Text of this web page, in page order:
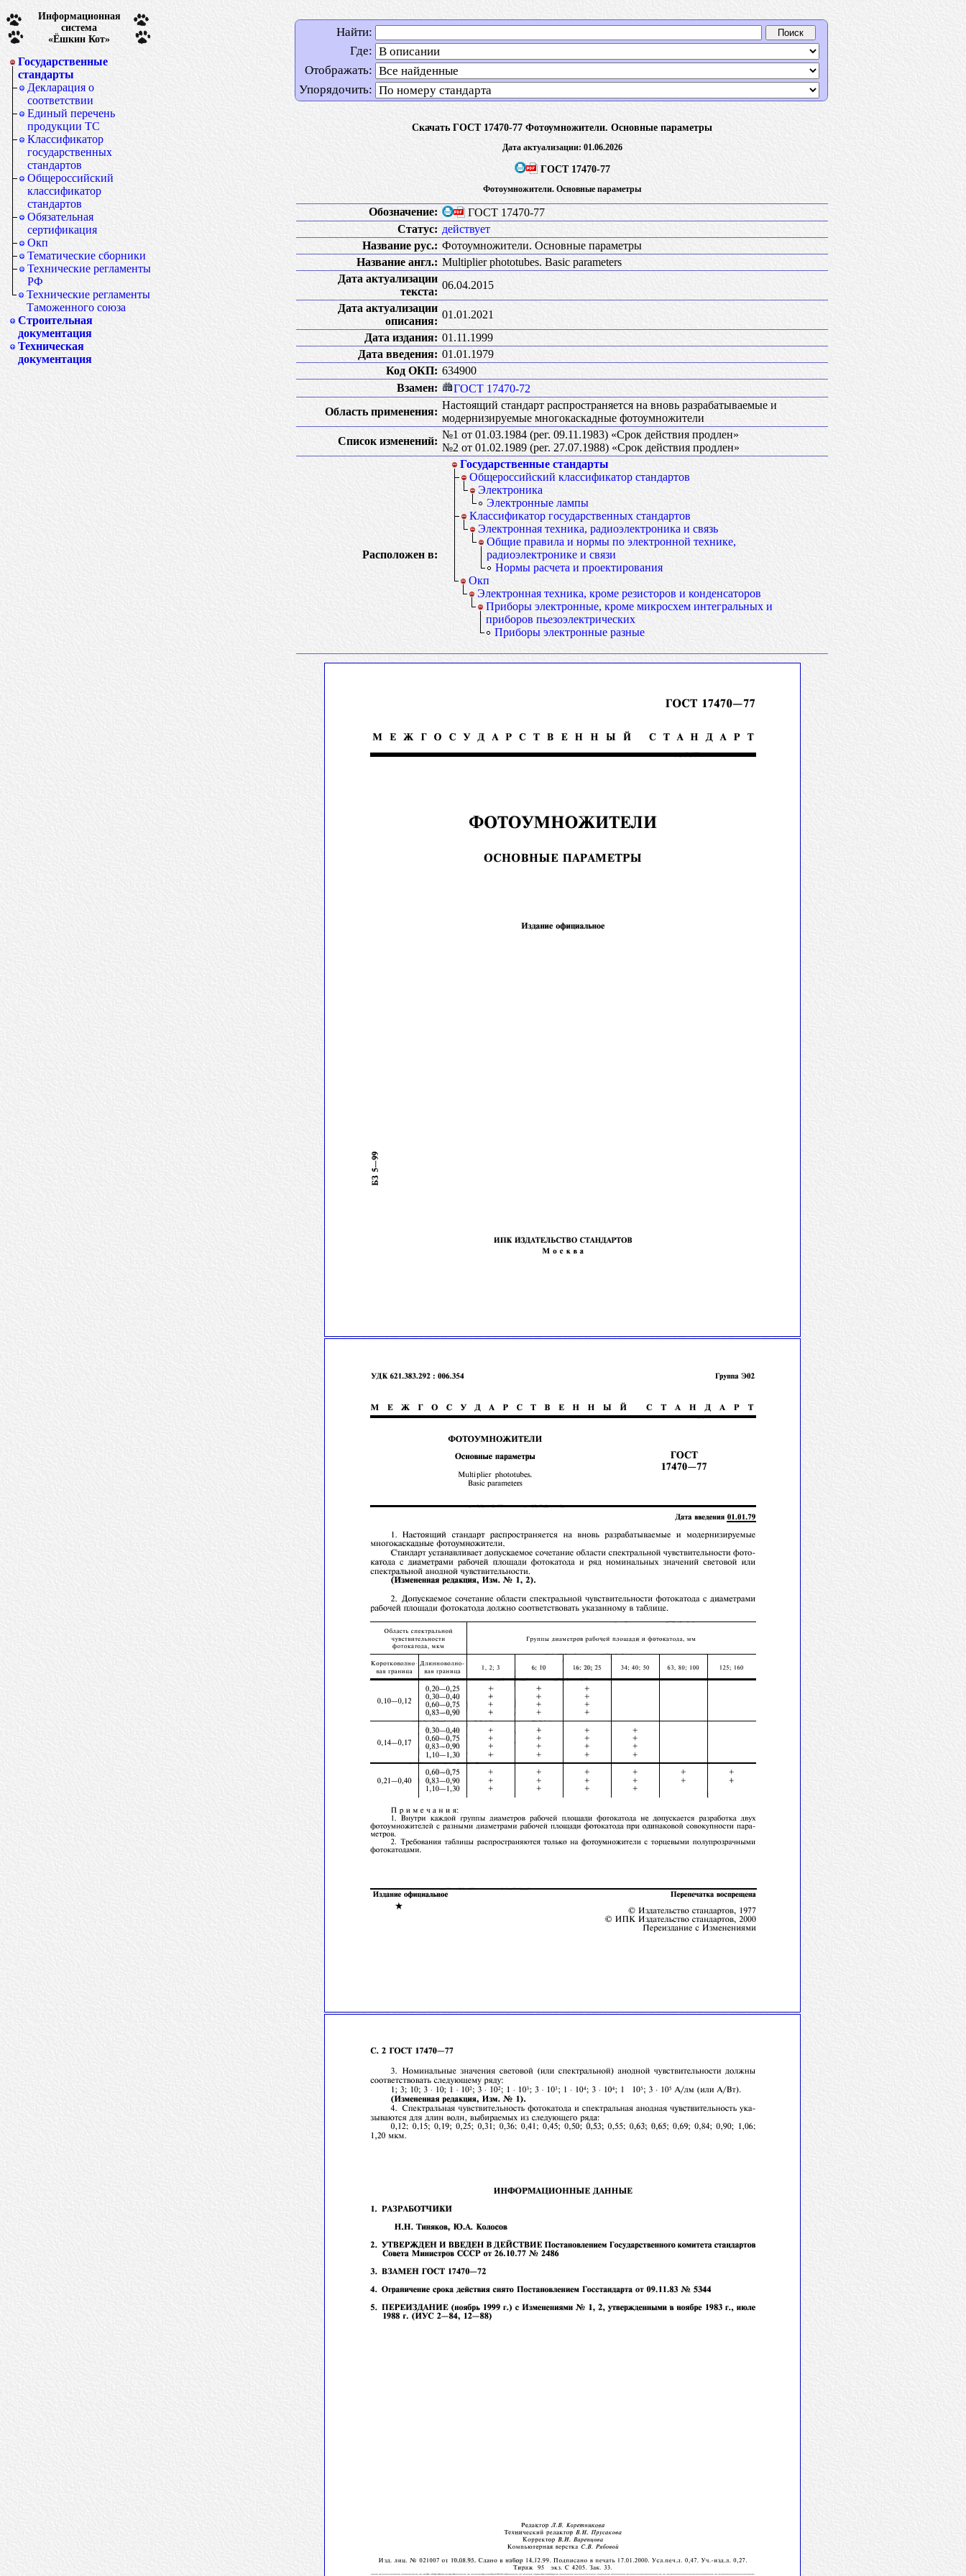
Информационная
система
«Ёшкин Кот»
Государственные
стандарты
Декларация о
соответствии
Единый перечень
продукции ТС
Классификатор
государственных
стандартов
Общероссийский
классификатор
стандартов
Обязательная
сертификация
Окп
Тематические сборники
Технические регламенты
РФ
Технические регламенты
Таможенного союза
Строительная
документация
Техническая
документация
Найти:
Где:
Отображать:
Упорядочить:
Скачать ГОСТ 17470-77 Фотоумножители. Основные параметры
Дата актуализации: 01.06.2026
ГОСТ 17470-77
Фотоумножители. Основные параметры
Обозначение:
ГОСТ 17470-77
Статус: действует
Название рус.: Фотоумножители. Основные параметры
Название англ.: Multiplier phototubes. Basic parameters
Дата актуализации
текста:
06.04.2015
Дата актуализации
описания:
01.01.2021
Дата издания: 01.11.1999
Дата введения: 01.01.1979
Код ОКП: 634900
Взамен:
ГОСТ 17470-72
Область применения:
Настоящий стандарт распространяется на вновь разрабатываемые и
модернизируемые многокаскадные фотоумножители
Список изменений:
№1 от 01.03.1984 (рег. 09.11.1983) «Срок действия продлен»
№2 от 01.02.1989 (рег. 27.07.1988) «Срок действия продлен»
Расположен в:
Государственные стандарты
Общероссийский классификатор стандартов
Электроника
Электронные лампы
Классификатор государственных стандартов
Электронная техника, радиоэлектроника и связь
Общие правила и нормы по электронной технике,
радиоэлектронике и связи
Нормы расчета и проектирования
Окп
Электронная техника, кроме резисторов и конденсаторов
Приборы электронные, кроме микросхем интегральных и
приборов пьезоэлектрических
Приборы электронные разные